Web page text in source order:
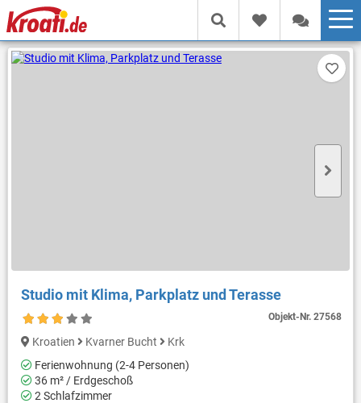
Studio mit Klima, Parkplatz und Terasse
Objekt-Nr.27568
Kroatien Kvarner Bucht
Krk
Ferienwohnung (2-4 Personen)
36 m² / Erdgeschoß
2 Schlafzimmer